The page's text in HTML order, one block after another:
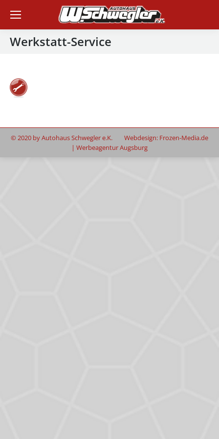
Werkstatt-Service
© 2020 by Autohaus Schwegler e.K. Webdesign: Frozen-Media.de
| Werbeagentur Augsburg